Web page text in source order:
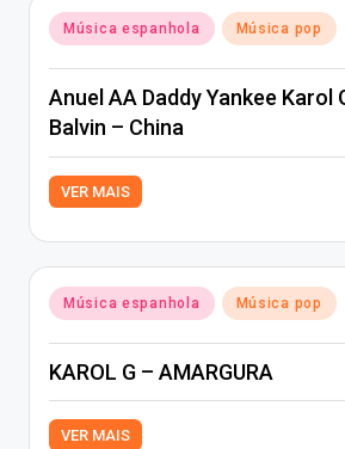
Posted
in
Música espanhola Música pop
Anuel AA Daddy Yankee Karol
Balvin – China
VER MAIS
Posted
in
Música espanhola Música pop
KAROL G – AMARGURA
VER MAIS